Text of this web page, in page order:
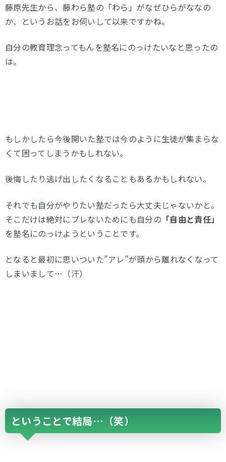
藤原先生から、藤わら塾の「わら」がなぜひらがななの
か、というお話をお伺いして以来ですかね。
自分の教育理念ってもんを塾名にのっけたいなと思ったの
は。
もしかしたら今後開いた塾では今のように生徒が集まらな
くて困ってしまうかもしれない。
後悔したり逃げ出したくなることもあるかもしれない。
それでも自分がやりたい塾だったら大丈夫じゃないかと。
そこだけは絶対にブレないためにも自分の 「自由と責任」
を塾名にのっけようということです。
となると最初に思いついた”アレ”が頭から離れなくなって
しまいまして…（汗）
ということで結局…（笑）